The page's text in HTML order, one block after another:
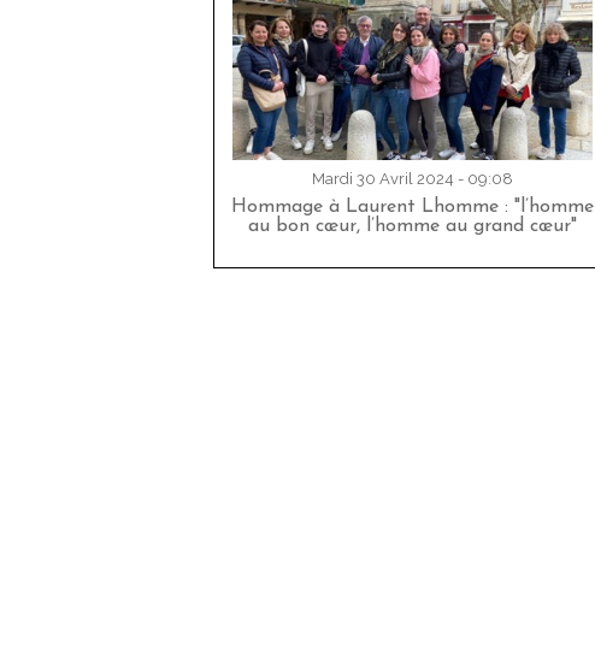
Mardi 30 Avril 2024 - 09:08
Hommage à Laurent Lhomme : "l’homme
au bon cœur, l’homme au grand cœur"